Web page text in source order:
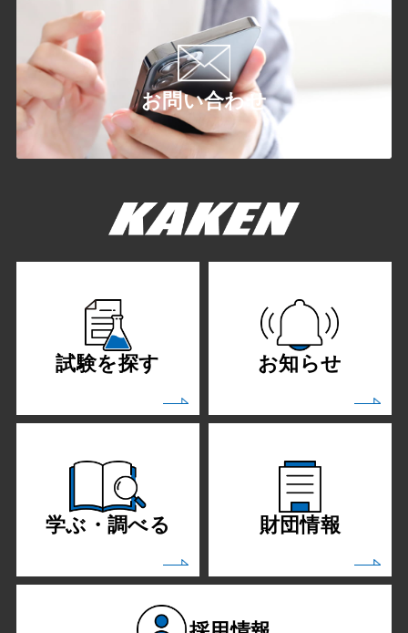
お問い合わせ
試験を探す お知らせ
学ぶ・調べる 財団情報